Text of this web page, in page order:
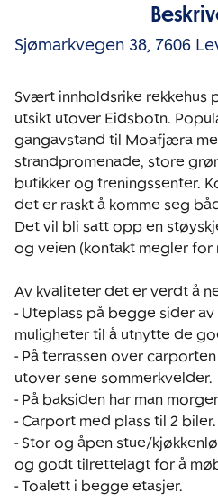
Sjømarkvegen 38, 7606
Svært innholdsrike rekkehus
utsikt utover Eidsbotn.
gangavstand til Moafjæra
strandpromenade, store
butikker og treningssenter.
det er raskt å komme seg
Det vil bli satt opp en
og veien (kontakt megler for
Av kvaliteter det er verdt å
- Uteplass på begge sider
muligheter til å utnytte de
- På terrassen over
utover sene sommerkvelder.
- På baksiden har man
- Carport med plass til 2 biler.
- Stor og åpen stue/
og godt tilrettelagt for å
- Toalett i begge etasjer.